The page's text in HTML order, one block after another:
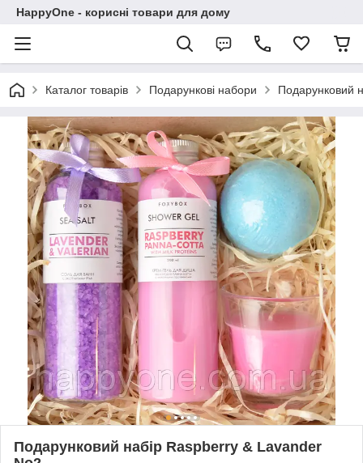
HappyOne - корисні товари для дому
Каталог товарів Подарункові набори Подарунковий
Подарунковий набір Raspberry & Lavander